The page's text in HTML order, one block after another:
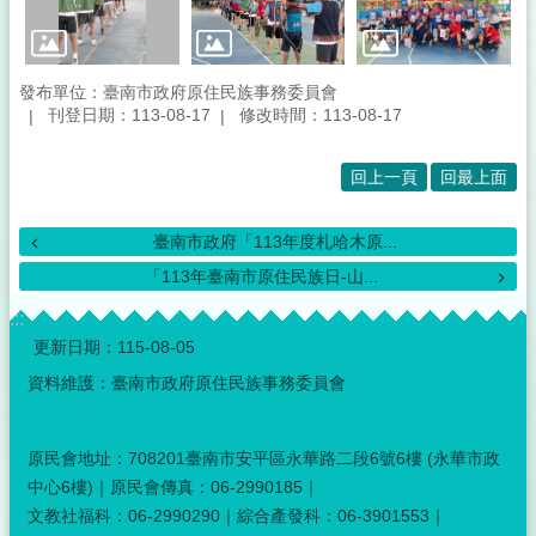
發布單位：臺南市政府原住民族事務委員會
刊登日期：113-08-17
修改時間：113-08-17
回上一頁 回最上面
臺南市政府「113年度札哈木原...
「113年臺南市原住民族日-山...
:::
更新日期： 115-08-05
資料維護：臺南市政府原住民族事務委員會
原民會地址：708201臺南市安平區永華路二段6號6樓 (永華市政
中心6樓)｜原民會傳真：06-2990185｜
文教社福科：06-2990290｜綜合產發科：06-3901553｜